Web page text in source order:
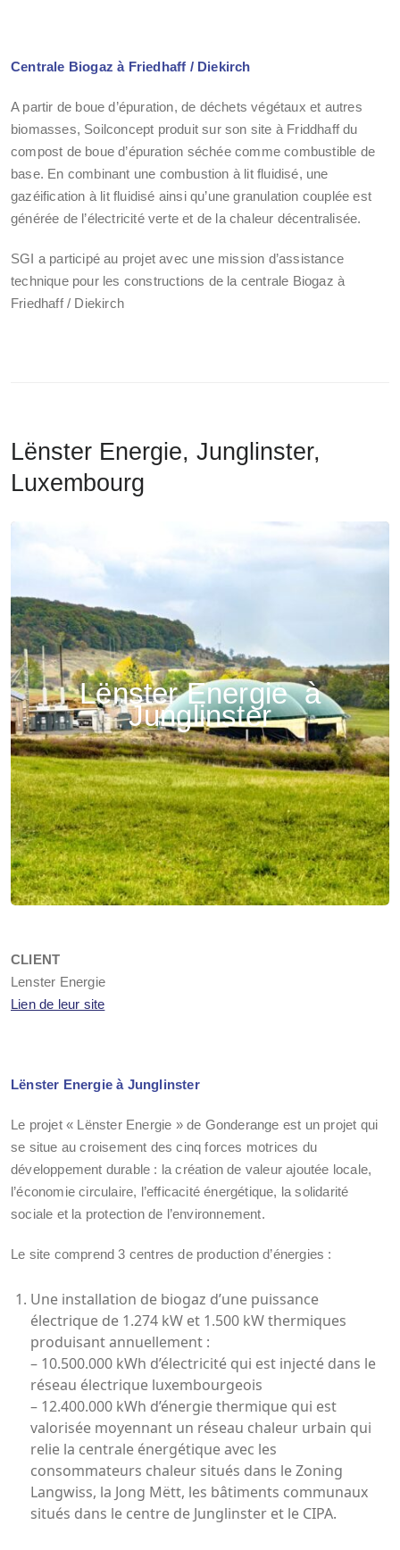
Centrale Biogaz à Friedhaff / Diekirch
A partir de boue d’épuration, de déchets végétaux et autres
biomasses, Soilconcept produit sur son site à Friddhaff du
compost de boue d’épuration séchée comme combustible de
base. En combinant une combustion à lit fluidisé, une
gazéification à lit fluidisé ainsi qu’une granulation couplée est
générée de l’électricité verte et de la chaleur décentralisée.
SGI a participé au projet avec une mission d’assistance
technique pour les constructions de la centrale Biogaz à
Friedhaff / Diekirch
Lënster Energie, Junglinster,
Luxembourg
Lënster Energie à
Junglinster
CLIENT
Lenster Energie
Lien de leur site
Lënster Energie à Junglinster
Le projet « Lënster Energie » de Gonderange est un projet qui
se situe au croisement des cinq forces motrices du
développement durable : la création de valeur ajoutée locale,
l’économie circulaire, l’efficacité énergétique, la solidarité
sociale et la protection de l’environnement.
Le site comprend 3 centres de production d’énergies :
Une installation de biogaz d’une puissance
électrique de 1.274 kW et 1.500 kW thermiques
produisant annuellement :
– 10.500.000 kWh d’électricité qui est injecté dans le
réseau électrique luxembourgeois
– 12.400.000 kWh d’énergie thermique qui est
valorisée moyennant un réseau chaleur urbain qui
relie la centrale énergétique avec les
consommateurs chaleur situés dans le Zoning
Langwiss, la Jong Mëtt, les bâtiments communaux
situés dans le centre de Junglinster et le CIPA.